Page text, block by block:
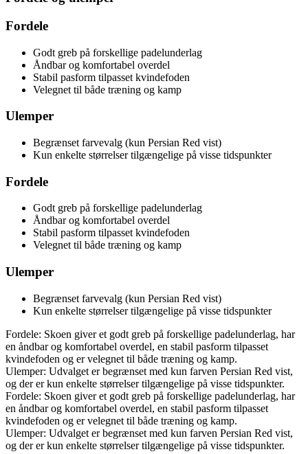
Fordele
Godt greb på forskellige padelunderlag
Åndbar og komfortabel overdel
Stabil pasform tilpasset kvindefoden
Velegnet til både træning og kamp
Ulemper
Begrænset farvevalg (kun Persian Red vist)
Kun enkelte størrelser tilgængelige på visse tidspunkter
Fordele
Godt greb på forskellige padelunderlag
Åndbar og komfortabel overdel
Stabil pasform tilpasset kvindefoden
Velegnet til både træning og kamp
Ulemper
Begrænset farvevalg (kun Persian Red vist)
Kun enkelte størrelser tilgængelige på visse tidspunkter
Fordele: Skoen giver et godt greb på forskellige padelunderlag, har
en åndbar og komfortabel overdel, en stabil pasform tilpasset
kvindefoden og er velegnet til både træning og kamp.
Ulemper: Udvalget er begrænset med kun farven Persian Red vist,
og der er kun enkelte størrelser tilgængelige på visse tidspunkter.
Fordele: Skoen giver et godt greb på forskellige padelunderlag, har
en åndbar og komfortabel overdel, en stabil pasform tilpasset
kvindefoden og er velegnet til både træning og kamp.
Ulemper: Udvalget er begrænset med kun farven Persian Red vist,
og der er kun enkelte størrelser tilgængelige på visse tidspunkter.